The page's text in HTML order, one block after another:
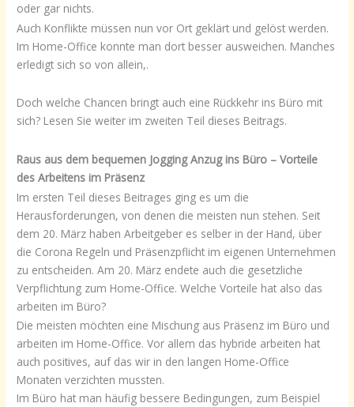
oder gar nichts.
Auch Konflikte müssen nun vor Ort geklärt und gelöst werden.
Im Home-Office konnte man dort besser ausweichen. Manches
erledigt sich so von allein,.
Doch welche Chancen bringt auch eine Rückkehr ins Büro mit
sich? Lesen Sie weiter im zweiten Teil dieses Beitrags.
Raus aus dem bequemen Jogging Anzug ins Büro – Vorteile
des Arbeitens im Präsenz
Im ersten Teil dieses Beitrages ging es um die
Herausforderungen, von denen die meisten nun stehen. Seit
dem 20. März haben Arbeitgeber es selber in der Hand, über
die Corona Regeln und Präsenzpflicht im eigenen Unternehmen
zu entscheiden. Am 20. März endete auch die gesetzliche
Verpflichtung zum Home-Office. Welche Vorteile hat also das
arbeiten im Büro?
Die meisten möchten eine Mischung aus Präsenz im Büro und
arbeiten im Home-Office. Vor allem das hybride arbeiten hat
auch positives, auf das wir in den langen Home-Office
Monaten verzichten mussten.
Im Büro hat man häufig bessere Bedingungen, zum Beispiel